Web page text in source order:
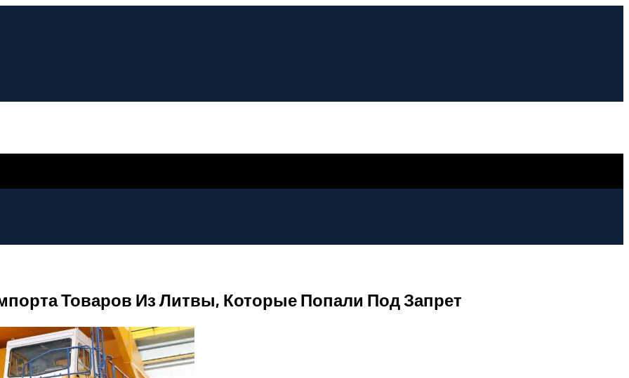
Товаров Из Литвы, Которые Попали Под Запрет